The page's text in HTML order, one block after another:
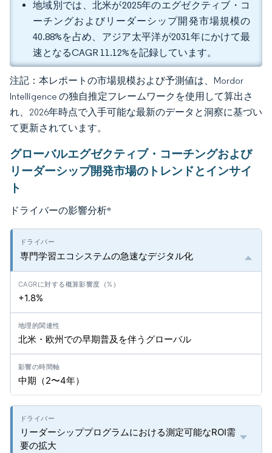
地域別では、北米が2025年のエグゼクティブ・コ
ーチングおよびリーダーシップ開発市場規模の
40.88%を占め、アジア太平洋が2031年にかけて最
速となるCAGR 11.12%を記録しています。
注記：本レポートの市場規模および予測値は、Mordor
Intelligence の独自推定フレームワークを使用して算出さ
れ、2026年時点で入手可能な最新のデータと洞察に基づい
て更新されています。
グローバルエグゼクティブ・コーチングおよび
リーダーシップ開発市場のトレンドとインサイ
ト
ドライバーの影響分析*
専門学習エコシステムの急速なデジタル化
+1.8%
北米・欧州での早期普及を伴うグローバル
中期（2〜4年）
リーダーシッププログラムにおける測定可能なROI需
要の拡大